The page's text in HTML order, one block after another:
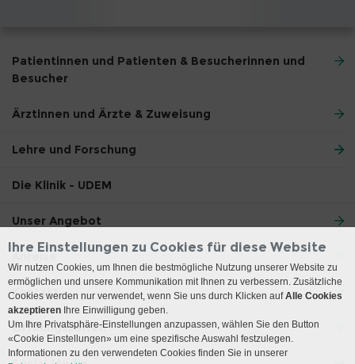
Patientinnen und Patienten & Besucherinnen und
Besucher
Ärztinnen und Ärzte & Zuweisung
Lehre und Forschung
Die Klinik - UDEM
Unser Angebot
Anreise
Kontakt
Öffnungszeiten
Ihre Einstellungen zu Cookies für diese Website
Wir nutzen Cookies, um Ihnen die bestmögliche Nutzung unserer Website zu
ermöglichen und unsere Kommunikation mit Ihnen zu verbessern. Zusätzliche
Cookies werden nur verwendet, wenn Sie uns durch Klicken aufAlle Cookies
akzeptieren Ihre Einwilligung geben.
Um Ihre Privatsphäre-Einstellungen anzupassen, wählen Sie den Button
«Cookie Einstellungen» um eine spezifische Auswahl festzulegen.
Informationen zu den verwendeten Cookies finden Sie in unserer